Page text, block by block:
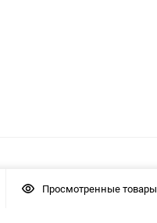
Просмотренные товары